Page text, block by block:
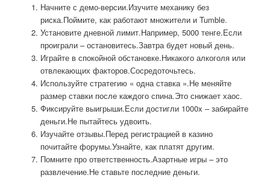
Начните с демо-версии.Изучите механику без
риска.Поймите, как работают множители и Tumble.
Установите дневной лимит.Например, 5000 тенге.Если
проиграли – остановитесь.Завтра будет новый день.
Играйте в спокойной обстановке.Никакого алкоголя или
отвлекающих факторов.Сосредоточьтесь.
Используйте стратегию « одна ставка ».Не меняйте
размер ставки после каждого спина.Это снижает хаос.
Фиксируйте выигрыши.Если достигли 1000x – забирайте
деньги.Не пытайтесь удвоить.
Изучайте отзывы.Перед регистрацией в казино
почитайте форумы.Узнайте, как платят другим.
Помните про ответственность.Азартные игры – это
развлечение.Не ставьте последние деньги.